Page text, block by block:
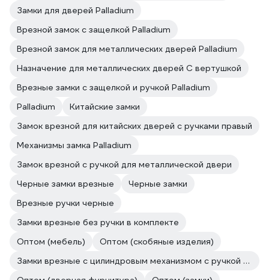
Замки для дверей Palladium
Врезной замок с защелкой Palladium
Врезной замок для металлических дверей Palladium
Назначение для металлических дверей С вертушкой
Врезные замки с защелкой и ручкой Palladium
Palladium
Китайские замки
Замок врезной для китайских дверей с ручками правый
Механизмы замка Palladium
Замок врезной с ручкой для металлической двери
Черные замки врезные
Черные замки
Врезные ручки черные
Замки врезные без ручки в комплекте
Оптом (мебель)
Оптом (скобяные изделия)
Замки врезные с цилиндровым механизмом с ручкой в комплекте